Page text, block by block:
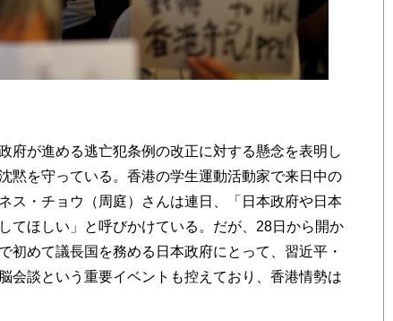
が進める逃亡犯条例の改正に対する懸念を表明し
黙を守っている。香港の学生運動活動家で来日中の
ス・チョウ（周庭）さんは連日、「日本政府や日本
てほしい」と呼びかけている。だが、28日から開か
初めて議長国を務める日本政府にとって、習近平・
会談という重要イベントも控えており、香港情勢は